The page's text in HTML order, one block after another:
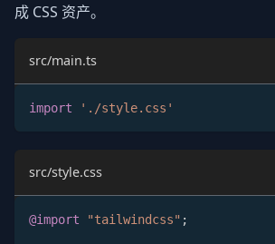
成 CSS 资产。
src/main.ts
import './style.css'
src/style.css
@import "tailwindcss" ;